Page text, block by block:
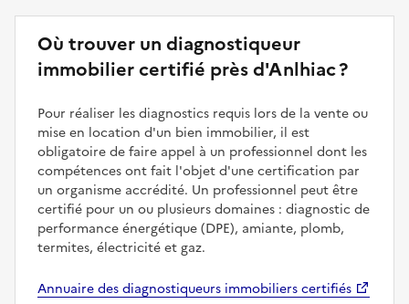
Où trouver un diagnostiqueur
immobilier certifié près d'Anlhiac ?
Pour réaliser les diagnostics requis lors de la vente ou
mise en location d'un bien immobilier, il est
obligatoire de faire appel à un professionnel dont les
compétences ont fait l'objet d'une certification par
un organisme accrédité. Un professionnel peut être
certifié pour un ou plusieurs domaines : diagnostic de
performance énergétique (DPE), amiante, plomb,
termites, électricité et gaz.
Annuaire des diagnostiqueurs immobiliers certifiés